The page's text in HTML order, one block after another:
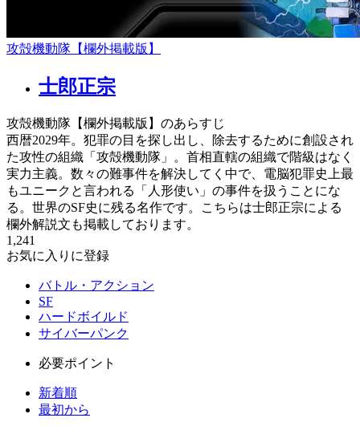
攻殻機動隊【欄外掲載版】
士郎正宗
攻殻機動隊【欄外掲載版】のあらすじ
西暦2029年。犯罪の目を探し出し、除去するために創設され
た攻性の組織「攻殻機動隊」。首相直轄の組織で階級はなく
実力主義。数々の難事件を解決してく中で、電脳犯罪史上最
もユニークと言われる「人形使い」の事件を扱うことにな
る。世界のSF史に残る名作です。こちらは士郎正宗による
欄外解説文も掲載しております。
1,241
お気に入りに登録
バトル・アクション
SF
ハードボイルド
サイバーパンク
必要ポイント
新着順
最初から